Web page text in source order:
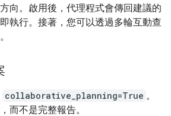
向。啟用後，代理程式會傳回建議的
執行。接著，您可以透過多輪互動查
collaborative_planning=True 。
而不是完整報告。